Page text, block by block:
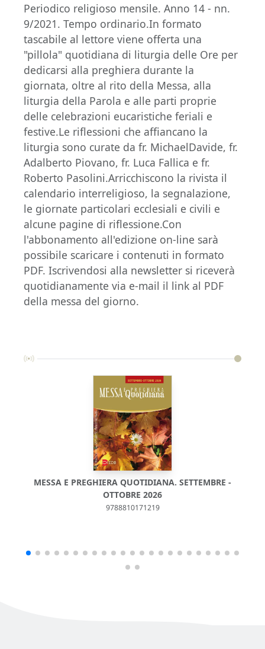
Periodico religioso mensile. Anno 14 - nn.
9/2021. Tempo ordinario.In formato
tascabile al lettore viene offerta una
"pillola" quotidiana di liturgia delle Ore per
dedicarsi alla preghiera durante la
giornata, oltre al rito della Messa, alla
liturgia della Parola e alle parti proprie
delle celebrazioni eucaristiche feriali e
festive.Le riflessioni che affiancano la
liturgia sono curate da fr. MichaelDavide, fr.
Adalberto Piovano, fr. Luca Fallica e fr.
Roberto Pasolini.Arricchiscono la rivista il
calendario interreligioso, la segnalazione,
le giornate particolari ecclesiali e civili e
alcune pagine di riflessione.Con
l'abbonamento all'edizione on-line sarà
possibile scaricare i contenuti in formato
PDF. Iscrivendosi alla newsletter si riceverà
quotidianamente via e-mail il link al PDF
della messa del giorno.
MESSA E PREGHIERA QUOTIDIANA. SETTEMBRE -
OTTOBRE 2026
9788810171219